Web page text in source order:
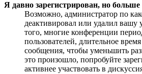
Я давно зарегистрирован, но
Возможно, администратор по
деактивировал или удалил вашу
того, многие конференции
пользователей, длительное
сообщения, чтобы уменьшить
это произошло, попробуйте
активнее участвовать в